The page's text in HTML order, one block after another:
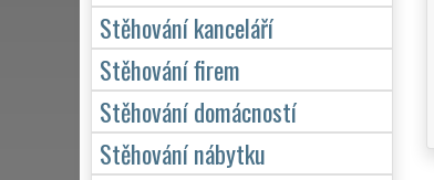
Stěhování kanceláří
Stěhování firem
Stěhování domácností
Stěhování nábytku